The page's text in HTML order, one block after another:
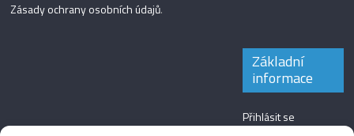
Zásady ochrany osobních údajů.
Základní
informace
Přihlásit se